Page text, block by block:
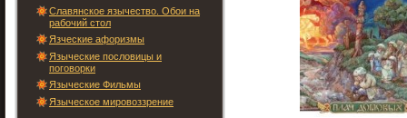
Славянское язычество. Обои на
рабочий стол
Язческие афоризмы
Языческие пословицы и
поговорки
Языческие Фильмы
Языческое мировоззрение